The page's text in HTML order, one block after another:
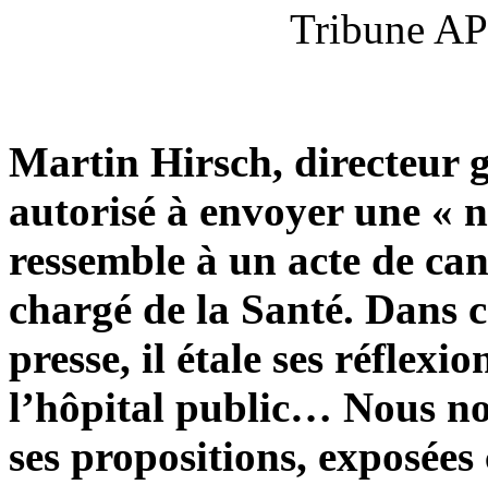
Tribune
Martin Hirsch, directeur
autorisé à envoyer une «
ressemble à un acte de
chargé de la Santé. Dans
presse, il étale ses
l’hôpital public… Nous
ses propositions,